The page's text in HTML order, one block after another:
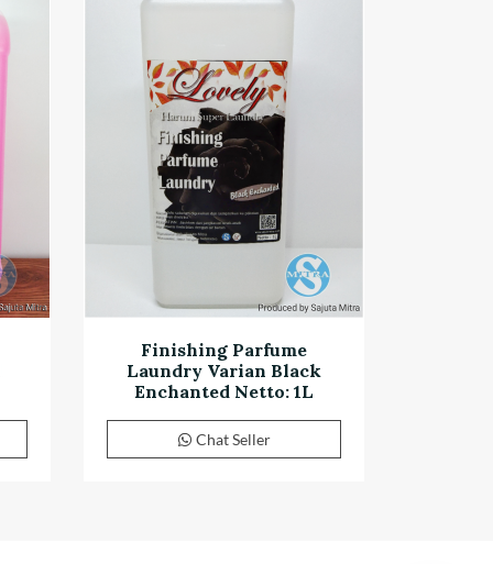
Finishing Parfume
Laundry Varian Black
Enchanted Netto: 1L
Chat Seller